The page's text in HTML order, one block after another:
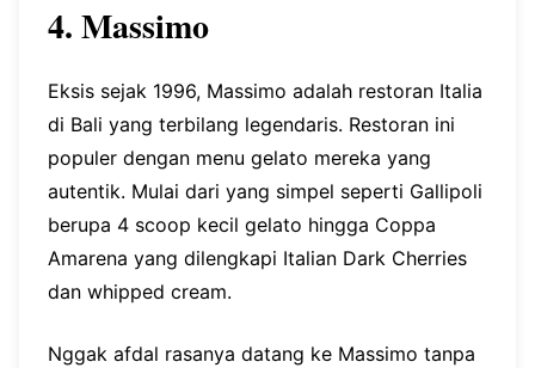
4. Massimo
Eksis sejak 1996, Massimo adalah restoran Italia
di Bali yang terbilang legendaris. Restoran ini
populer dengan menu gelato mereka yang
autentik. Mulai dari yang simpel seperti Gallipoli
berupa 4 scoop kecil gelato hingga Coppa
Amarena yang dilengkapi Italian Dark Cherries
dan whipped cream.
Nggak afdal rasanya datang ke Massimo tanpa